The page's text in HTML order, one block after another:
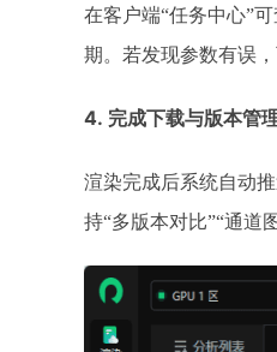
在客户端“任务中心”
期。若发现参数有误
4. 完成下载与版本管
渲染完成后系统自动
持“多版本对比”“通道